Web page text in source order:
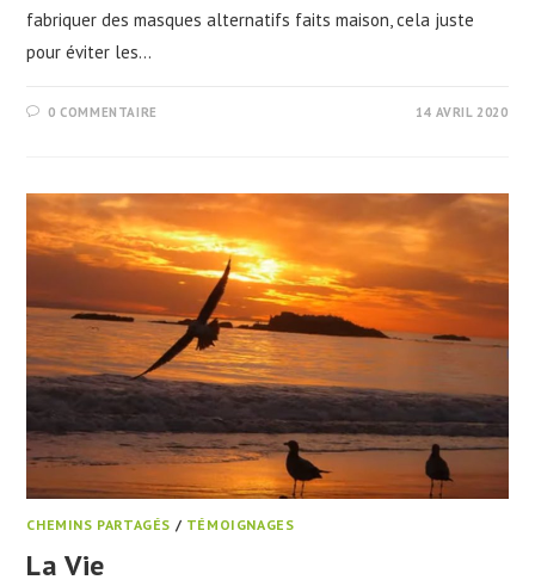
fabriquer des masques alternatifs faits maison, cela juste
pour éviter les…
0 COMMENTAIRE 14 AVRIL 2020
CHEMINS PARTAGÉS / TÉMOIGNAGES
La Vie